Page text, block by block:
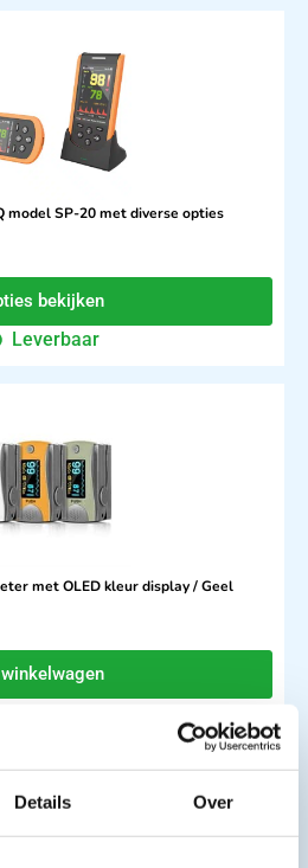
Details Over
model SP-20 met diverse opties
bekijken
Leverbaar
met OLED kleur display / Geel